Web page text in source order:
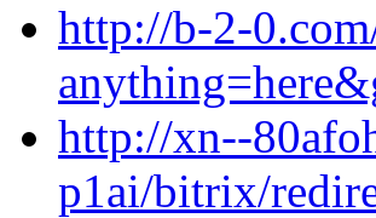
http://b-2-
http://xn--
p1ai/bitrix/